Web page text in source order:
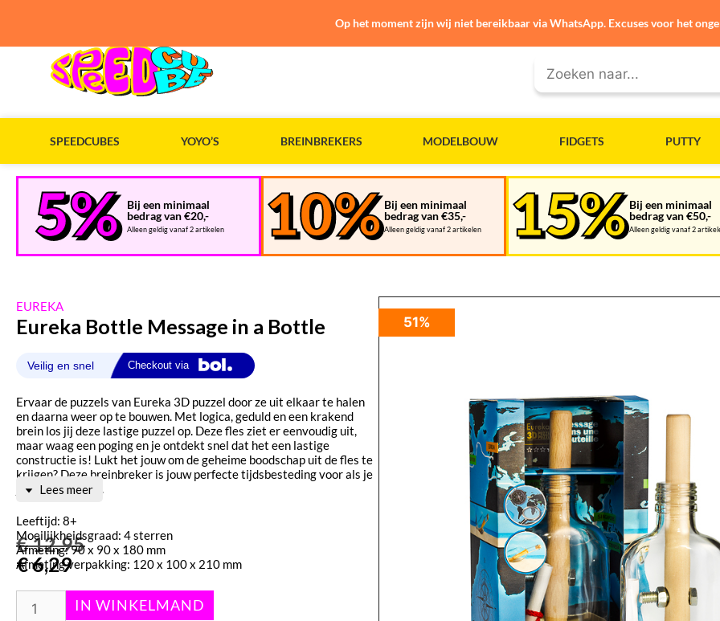
SPEEDCUBES YOYO’S BREINBREKERS MODELBOUW FIDGETS PUTTY
Bij een minimaal
bedrag van €20,-
Alleen geldig vanaf 2 artikelen
Bij een minimaal
bedrag van €35,-
Alleen geldig vanaf 2 artikelen
Bij een minimaal
bedrag van €50,-
Alleen geldig vanaf 2
EUREKA
Eureka Bottle Message in a Bottle
Ervaar de puzzels van Eureka 3D puzzel door ze uit elkaar te halen
en daarna weer op te bouwen. Met logica, geduld en een krakend
brein los jij deze lastige puzzel op. Deze fles ziet er eenvoudig uit,
maar waag een poging en je ontdekt snel dat het een lastige
constructie is! Lukt het jouw om de geheime boodschap uit de fles te
krijgen? Deze breinbreker is jouw perfecte tijdsbesteding voor als je
je even verveelt.
Leeftijd: 8+
Moeilijkheidsgraad: 4 sterren
Afmeting: 90 x 90 x 180 mm
Afmeting verpakking: 120 x 100 x 210 mm
Aanvullende informatie
Lees meer
€12,95
€6,29
51%
Op het moment zijn wij niet bereikbaar via WhatsApp. Excuses voor het